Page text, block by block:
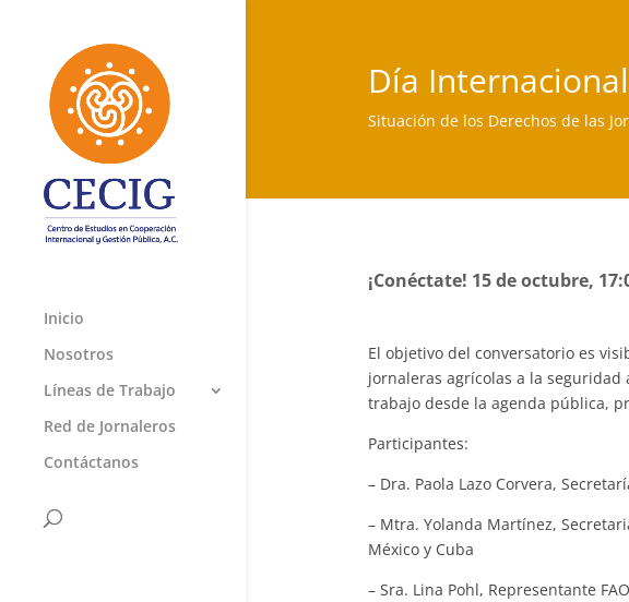
Inicio
Nosotros
Líneas de Trabajo
Red de Jornaleros
Contáctanos
Día
Situación de los Derechos de las
¡Conéctate! 15 de octubre,
El objetivo del conversatorio es
jornaleras agrícolas a la
trabajo desde la agenda pública,
Participantes:
– Dra. Paola Lazo Corvera,
– Mtra. Yolanda Martínez,
México y Cuba
– Sra. Lina Pohl, Representante